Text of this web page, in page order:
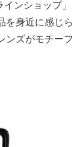
ンショップ」
を身近に感じら
ンズがモチーフ